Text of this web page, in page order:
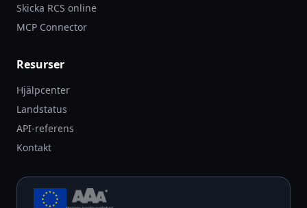
Skicka RCS online
MCP Connector
Resurser
Hjälpcenter
Landstatus
API-referens
Kontakt